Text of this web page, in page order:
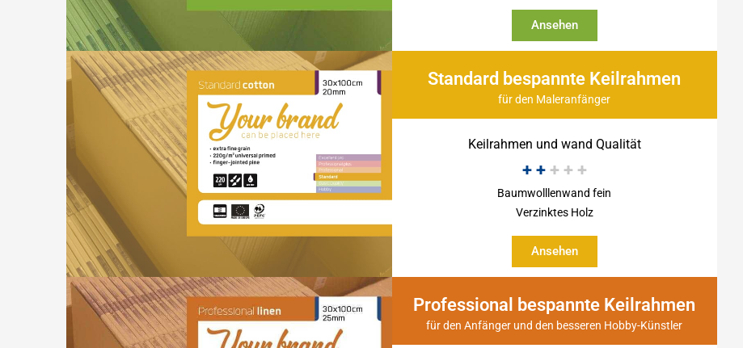
Ansehen
Standard bespannte Keilrahmen
für den Maleranfänger
Keilrahmen und wand Qualität
+ + + + +
Baumwolllenwand fein
Verzinktes Holz
Ansehen
Professional bespannte Keilrahmen
für den Anfänger und den besseren Hobby-Künstler